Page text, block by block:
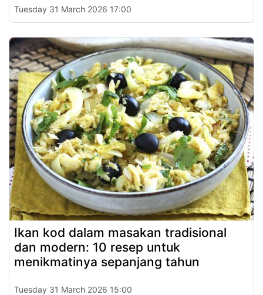
Tuesday 31 March 2026 17:00
Ikan kod dalam masakan tradisional
dan modern: 10 resep untuk
menikmatinya sepanjang tahun
Tuesday 31 March 2026 15:00